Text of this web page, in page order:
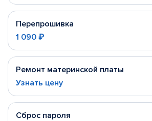
Перепрошивка
1 090 ₽
Ремонт материнской платы
Узнать цену
Сброс пароля